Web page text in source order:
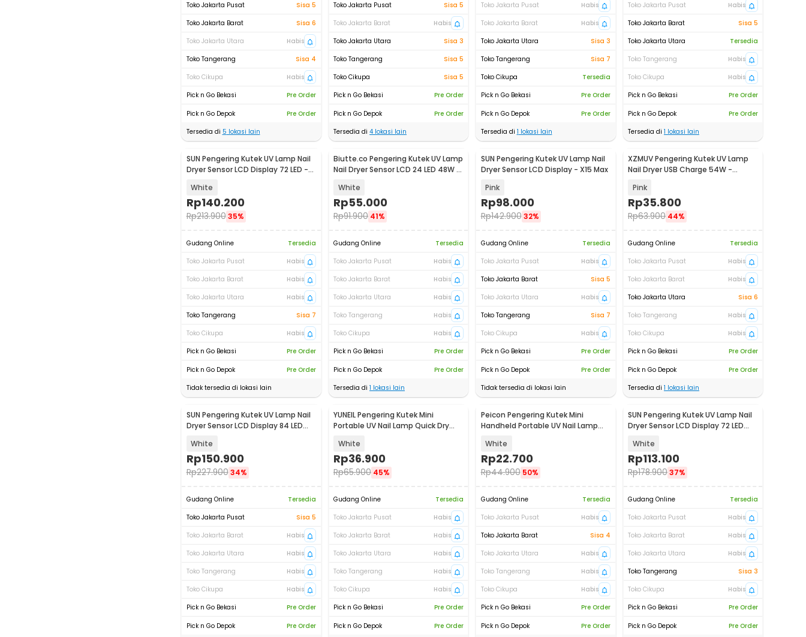
Toko Jakarta Pusat
Sisa 5
Toko Jakarta Barat
Sisa 6
Toko Jakarta Utara
Habis
Toko Tangerang
Sisa 4
Toko Cikupa
Habis
Pick n Go Bekasi
Pre Order
Pick n Go Depok
Pre Order
Tersedia di 5 lokasi lain
Toko Jakarta Pusat
Sisa 5
Toko Jakarta Barat
Habis
Toko Jakarta Utara
Sisa 3
Toko Tangerang
Sisa 5
Toko Cikupa
Sisa 5
Pick n Go Bekasi
Pre Order
Pick n Go Depok
Pre Order
Tersedia di 4 lokasi lain
Toko Jakarta Pusat
Habis
Toko Jakarta Barat
Habis
Toko Jakarta Utara
Sisa 3
Toko Tangerang
Sisa 7
Toko Cikupa
Tersedia
Pick n Go Bekasi
Pre Order
Pick n Go Depok
Pre Order
Tersedia di 1 lokasi lain
Toko Jakarta Pusat
Habis
Toko Jakarta Barat
Sisa 5
Toko Jakarta Utara
Tersedia
Toko Tangerang
Habis
Toko Cikupa
Habis
Pick n Go Bekasi
Pre Order
Pick n Go Depok
Pre Order
Tersedia di 1 lokasi lain
SUN Pengering Kutek UV Lamp Nail
Dryer Sensor LCD Display 72 LED -
White
Rp140.200
Rp213.900 35%
Gudang Online
Tersedia
Toko Jakarta Pusat
Habis
Toko Jakarta Barat
Habis
Toko Jakarta Utara
Habis
Toko Tangerang
Sisa 7
Toko Cikupa
Habis
Pick n Go Bekasi
Pre Order
Pick n Go Depok
Pre Order
Tidak tersedia di lokasi lain
Biutte.co Pengering Kutek UV Lamp
Nail Dryer Sensor LCD 24 LED 48W -
White
Rp55.000
Rp91.900 41%
Gudang Online
Tersedia
Toko Jakarta Pusat
Habis
Toko Jakarta Barat
Habis
Toko Jakarta Utara
Habis
Toko Tangerang
Habis
Toko Cikupa
Habis
Pick n Go Bekasi
Pre Order
Pick n Go Depok
Pre Order
Tersedia di 1 lokasi lain
SUN Pengering Kutek UV Lamp Nail
Dryer Sensor LCD Display - X15 Max
Pink
Rp98.000
Rp142.900 32%
Gudang Online
Tersedia
Toko Jakarta Pusat
Habis
Toko Jakarta Barat
Sisa 5
Toko Jakarta Utara
Habis
Toko Tangerang
Sisa 7
Toko Cikupa
Habis
Pick n Go Bekasi
Pre Order
Pick n Go Depok
Pre Order
Tidak tersedia di lokasi lain
XZMUV Pengering Kutek UV Lamp
Nail Dryer USB Charge 54W -
Pink
Rp35.800
Rp63.900 44%
Gudang Online
Tersedia
Toko Jakarta Pusat
Habis
Toko Jakarta Barat
Habis
Toko Jakarta Utara
Sisa 6
Toko Tangerang
Habis
Toko Cikupa
Habis
Pick n Go Bekasi
Pre Order
Pick n Go Depok
Pre Order
Tersedia di 1 lokasi lain
Baru
SUN Pengering Kutek UV Lamp Nail
Dryer Sensor LCD Display 84 LED
White
Rp150.900
Rp227.900 34%
Gudang Online
Tersedia
Toko Jakarta Pusat
Sisa 5
Toko Jakarta Barat
Habis
Toko Jakarta Utara
Habis
Toko Tangerang
Habis
Toko Cikupa
Habis
Pick n Go Bekasi
Pre Order
Pick n Go Depok Pre Order
YUNEIL Pengering Kutek Mini
Portable UV Nail Lamp Quick Dry
White
Rp36.900
Rp65.900 45%
Gudang Online
Tersedia
Toko Jakarta Pusat
Habis
Toko Jakarta Barat
Habis
Toko Jakarta Utara
Habis
Toko Tangerang
Habis
Toko Cikupa
Habis
Pick n Go Bekasi
Pre Order
Pick n Go Depok Pre Order
Peicon Pengering Kutek Mini
Handheld Portable UV Nail Lamp
White
Rp22.700
Rp44.900 50%
Gudang Online
Tersedia
Toko Jakarta Pusat
Habis
Toko Jakarta Barat
Sisa 4
Toko Jakarta Utara
Habis
Toko Tangerang
Habis
Toko Cikupa
Habis
Pick n Go Bekasi
Pre Order
Pick n Go Depok Pre Order
SUN Pengering Kutek UV Lamp Nail
Dryer Sensor LCD Display 72 LED
White
Rp113.100
Rp178.90037%
Gudang Online
Tersedia
Toko Jakarta Pusat
Habis
Toko Jakarta Barat
Habis
Toko Jakarta Utara
Habis
Toko Tangerang
Sisa 3
Toko Cikupa
Habis
Pick n Go Bekasi
Pre Order
Pick n Go Depok Pre Order